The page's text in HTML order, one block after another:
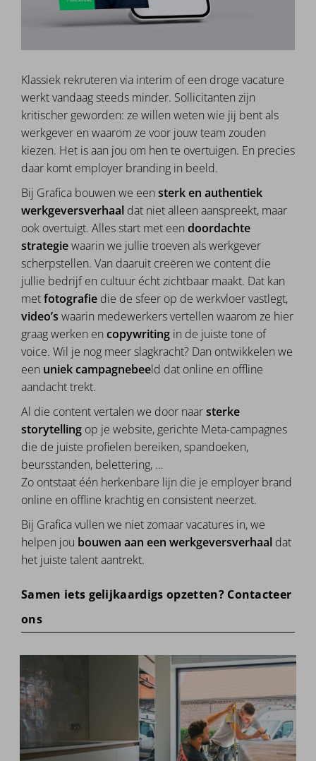
Klassiek rekruteren via interim of een droge vacature
werkt vandaag steeds minder. Sollicitanten zijn
kritischer geworden: ze willen weten wie jij bent als
werkgever en waarom ze voor jouw team zouden
kiezen. Het is aan jou om hen te overtuigen. En precies
daar komt employer branding in beeld.
Bij Grafica bouwen we een sterk en authentiek
werkgeversverhaal dat niet alleen aanspreekt, maar
ook overtuigt. Alles start met een doordachte
strategiewaarin we jullie troeven als werkgever
scherpstellen. Van daaruit creëren we content die
jullie bedrijf en cultuur écht zichtbaar maakt. Dat kan
metfotografie die de sfeer op de werkvloer vastlegt,
video’s waarin medewerkers vertellen waarom ze hier
graag werken en copywriting in de juiste tone of
voice. Wil je nog meer slagkracht? Dan ontwikkelen we
een uniek campagnebeeld dat online en offline
aandacht trekt.
Al die content vertalen we door naarsterke
storytelling op je website, gerichte Meta-campagnes
die de juiste profielen bereiken, spandoeken,
beursstanden, belettering, …
Zo ontstaat één herkenbare lijn die je employer brand
online en offline krachtig en consistent neerzet.
Bij Grafica vullen we niet zomaar vacatures in, we
helpen jou bouwen aan een werkgeversverhaal dat
het juiste talent aantrekt.
Samen iets gelijkaardigs opzetten? Contacteer
ons